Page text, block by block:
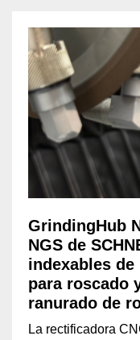
GrindingHub
NGS de
indexables
para roscado
ranurado de
La rectificadora